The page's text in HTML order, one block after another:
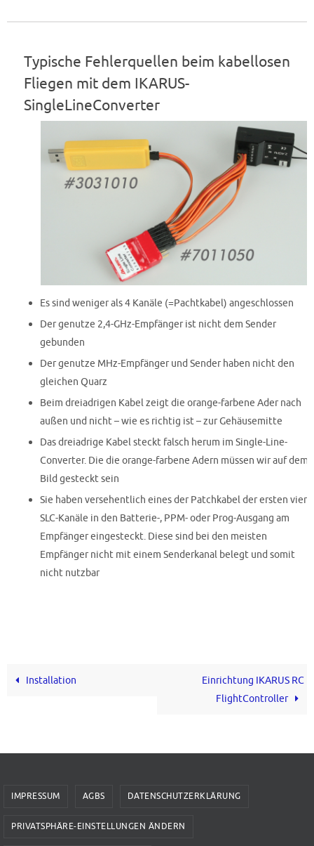
Typische Fehlerquellen beim kabellosen
Fliegen mit dem IKARUS-
SingleLineConverter
Es sind weniger als 4 Kanäle (=Pachtkabel) angeschlossen
Der genutze 2,4-GHz-Empfänger ist nicht dem Sender
gebunden
Der genutze MHz-Empfänger und Sender haben nicht den
gleichen Quarz
Beim dreiadrigen Kabel zeigt die orange-farbene Ader nach
außen und nicht – wie es richtig ist – zur Gehäusemitte
Das dreiadrige Kabel steckt falsch herum im Single-Line-
Converter. Die die orange-farbene Adern müssen wir auf dem
Bild gesteckt sein
Sie haben versehentlich eines der Patchkabel der ersten vier
SLC-Kanäle in den Batterie-, PPM- oder Prog-Ausgang am
Empfänger eingesteckt. Diese sind bei den meisten
Empfänger nicht mit einem Senderkanal belegt und somit
nicht nutzbar
Installation
Einrichtung IKARUS RC
FlightController
IMPRESSUM AGBS DATENSCHUTZERKLÄRUNG
PRIVATSPHÄRE-EINSTELLUNGEN ÄNDERN